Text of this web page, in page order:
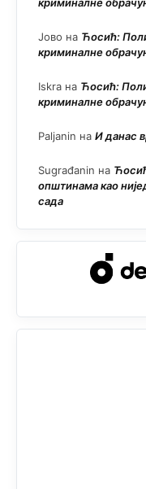
Јово на Ћосић:
криминалне
Iskra на Ћосић:
криминалне
Paljanin на И данас
Sugrađanin на
општинама као
сада